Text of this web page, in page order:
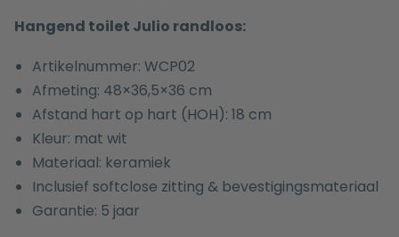
Hangend toilet Julio randloos:
Artikelnummer: WCP02
Afmeting: 48×36,5×36 cm
Afstand hart op hart (HOH): 18 cm
Kleur: mat wit
Materiaal: keramiek
Inclusief softclose zitting & bevestigingsmateriaal
Garantie: 5 jaar